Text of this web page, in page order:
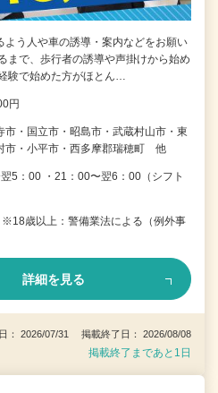
よう人や車の誘導・案内などをお願い
まで、歩行者の誘導や声掛けから始め
験で始めた方がほとん…
円
市・国立市・昭島市・武蔵村山市・東
市・小平市・西多摩郡瑞穂町 他
5：00 ・21：00〜翌6：00（シフト
歳以上：警備業法による（例外事
詳細を見る
： 2026/07/31 掲載終了日： 2026/08/08
掲載終了まであと1日